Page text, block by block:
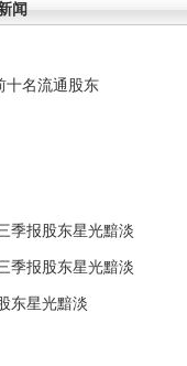
闻
十名流通股东
季报股东星光黯淡
季报股东星光黯淡
东星光黯淡